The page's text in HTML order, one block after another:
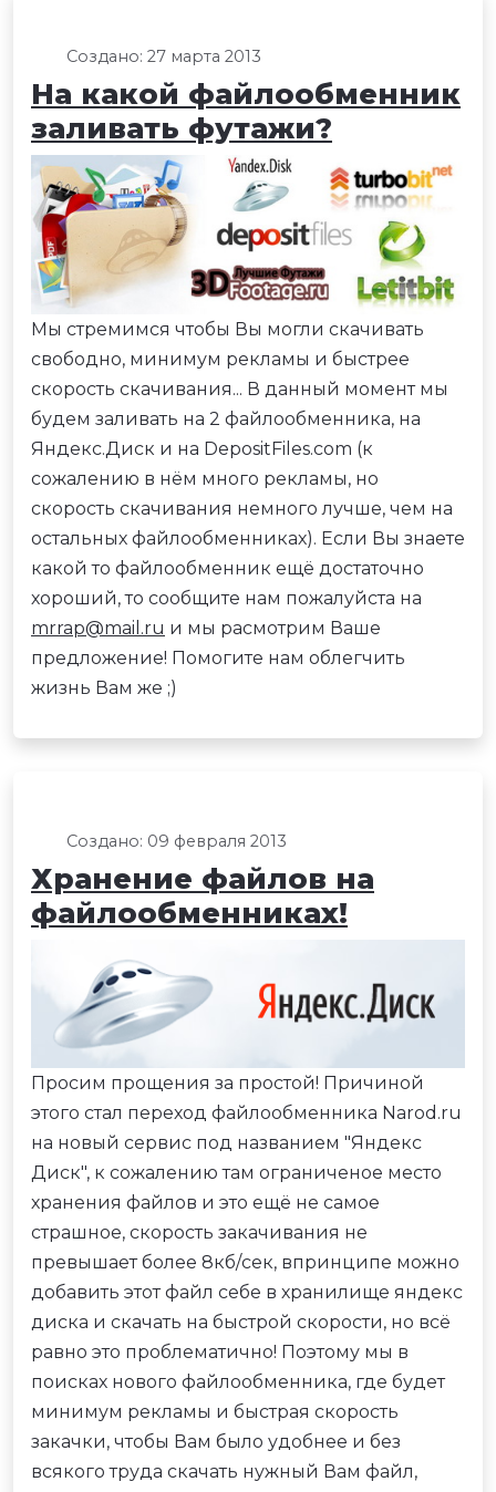
Создано: 27 марта 2013
На какой файлообменник
заливать футажи?
Мы стремимся чтобы Вы могли скачивать
свободно, минимум рекламы и быстрее
скорость скачивания... В данный момент мы
будем заливать на 2 файлообменника, на
Яндекс.Диск и на DepositFiles.com (к
сожалению в нём много рекламы, но
скорость скачивания немного лучше, чем на
остальных файлообменниках). Если Вы знаете
какой то файлообменник ещё достаточно
хороший, то сообщите нам пожалуйста на
mrrap@mail.ru и мы расмотрим Ваше
предложение! Помогите нам облегчить
жизнь Вам же ;)
Создано: 09 февраля 2013
Хранение файлов на
файлообменниках!
Просим прощения за простой! Причиной
этого стал переход файлообменника Narod.ru
на новый сервис под названием "Яндекс
Диск", к сожалению там ограниченое место
хранения файлов и это ещё не самое
страшное, скорость закачивания не
превышает более 8кб/сек, впринципе можно
добавить этот файл себе в хранилище яндекс
диска и скачать на быстрой скорости, но всё
равно это проблематично! Поэтому мы в
поисках нового файлообменника, где будет
минимум рекламы и быстрая скорость
закачки, чтобы Вам было удобнее и без
всякого труда скачать нужный Вам файл,